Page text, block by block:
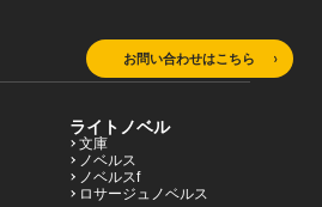
お問い合わせはこちら
ライトノベル
文庫
ノベルス
ノベルスf
ロサージュノベルス